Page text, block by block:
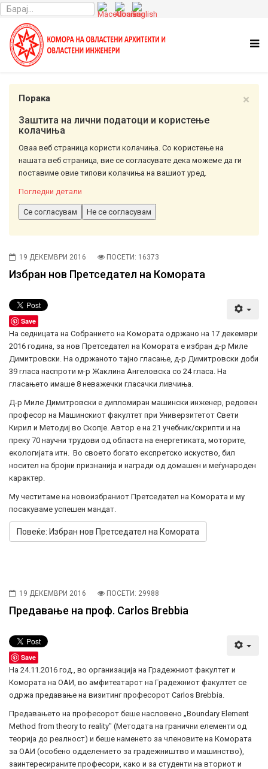
×
Порака
Заштита на лични податоци и користење
колачиња
Оваа веб страница користи колачиња. Со користење на
нашата веб страница, вие се согласувате дека можеме да ги
поставиме овие типови колачиња на вашиот уред.
Погледни детали
Се согласувам Не се согласувам
19 ДЕКЕМВРИ 2016 ПОСЕТИ: 16373
Избран нов Претседател на Комората
Save
На седницата на Собранието на Комората одржано на 17 декември
2016 година, за нов Претседател на Комората е избран д-р Миле
Димитровски. На одржаното тајно гласање, д-р Димитровски доби
39 гласа наспроти м-р Жаклина Ангеловска со 24 гласа. На
гласањето имаше 8 неважечки гласачки ливчиња.
Д-р Миле Димитровски е дипломиран машински инженер, редовен
професор на Машинскиот факултет при Универзитетот Свети
Кирил и Методиј во Скопје. Автор е на 21 учебник/скрипти и на
преку 70 научни трудови од областа на енергетиката, моторите,
екологијата итн. Во своето богато експретско искуство, бил
носител на бројни признанија и награди од домашен и меѓународен
карактер.
Му честитаме на новоизбраниот Претседател на Комората и му
посакуваме успешен мандат.
Повеќе: Избран нов Претседател на Комората
19 ДЕКЕМВРИ 2016 ПОСЕТИ: 29988
Предавање на проф. Carlos Brebbia
Save
На 24.11.2016 год., во организација на Градежниот факултет и
Комората на ОАИ, во амфитеатарот на Градежниот факултет се
одржа предавање на визитинг професорот Carlos Brebbia.
Предавањето на професорот беше насловено „Boundary Element
Method from theory to reality" (Методата на гранични елементи од
теорија до реалност) и беше наменето за членовите на Комората
за ОАИ (особено одделението за градежништво и машинство),
заинтересираните професори, како и за студенти на вториот и